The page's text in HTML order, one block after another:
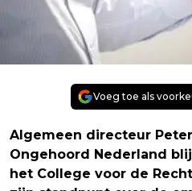
Voeg toe als
Algemeen directeur
Ongehoord Nederland
het College voor de